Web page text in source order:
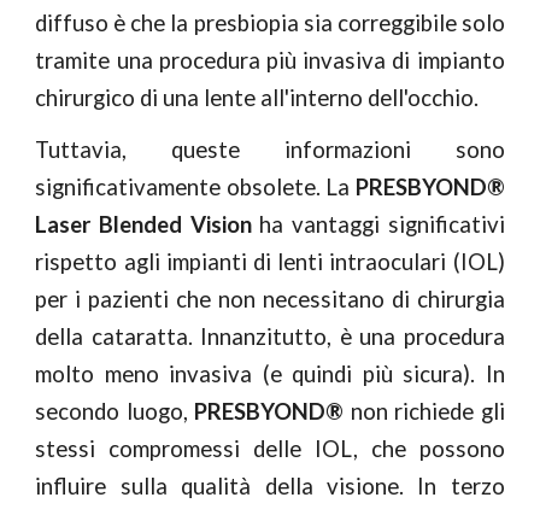
diffuso è che la presbiopia sia correggibile solo
tramite una procedura più invasiva di impianto
chirurgico di una lente all'interno dell'occhio.
Tuttavia, queste informazioni sono
significativamente obsolete. La PRESBYOND®
Laser Blended Visionha vantaggi significativi
rispetto agli impianti di lenti intraoculari (IOL)
per i pazienti che non necessitano di chirurgia
della cataratta. Innanzitutto, è una procedura
molto meno invasiva (e quindi più sicura). In
secondo luogo, PRESBYOND® non richiede gli
stessi compromessi delle IOL, che possono
influire sulla qualità della visione. In terzo